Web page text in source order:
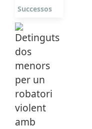
Successos